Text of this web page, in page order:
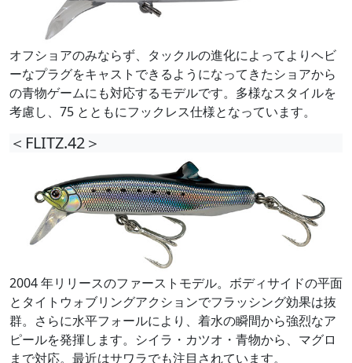
オフショアのみならず、タックルの進化によってよりヘビ
ーなプラグをキャストできるようになってきたショアから
の青物ゲームにも対応するモデルです。多様なスタイルを
考慮し、75 とともにフックレス仕様となっています。
＜FLITZ.42＞
2004 年リリースのファーストモデル。ボディサイドの平面
とタイトウォブリングアクションでフラッシング効果は抜
群。さらに水平フォールにより、着水の瞬間から強烈なア
ピールを発揮します。シイラ・カツオ・青物から、マグロ
まで対応。最近はサワラでも注目されています。